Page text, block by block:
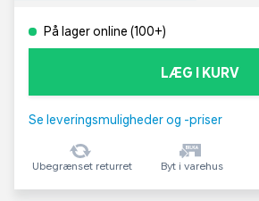
På lager online (100+)
LÆG I KURV
Se leveringsmuligheder og -priser
Ubegrænset returret Byt i varehus